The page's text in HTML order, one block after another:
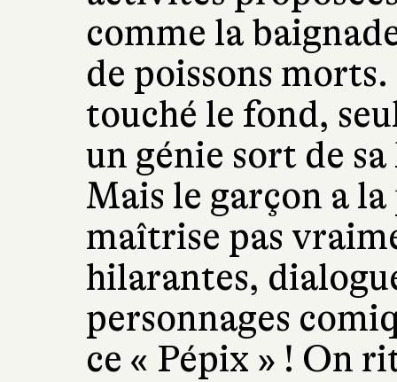
comme la
de poissons
touché le fond,
un génie sort de
Mais le garçon a la
maîtrise pas
hilarantes,
personnages
ce « Pépix » ! On